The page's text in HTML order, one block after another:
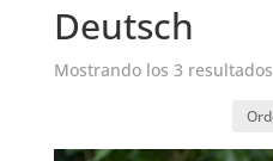
Deutsch
Mostrando los 3 resultados